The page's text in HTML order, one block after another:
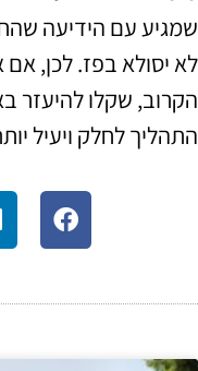
שמגיע עם הידיעה
לא יסולא בפז. לכן,
הקרוב, שקלו להיעזר
התהליך לחלק ויעיל